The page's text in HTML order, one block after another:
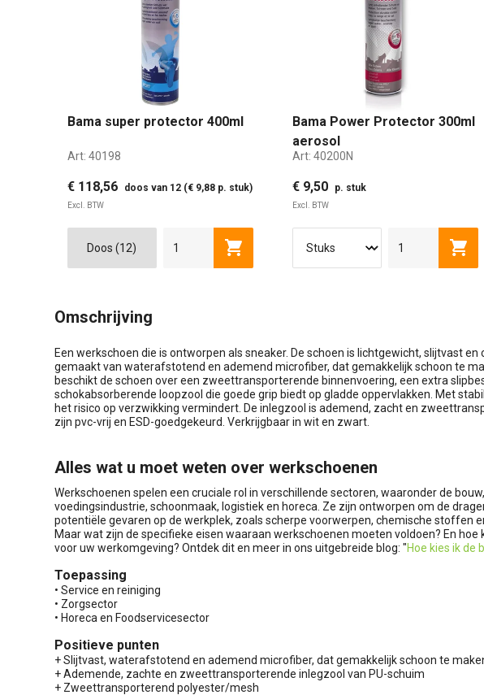
Bama super protector 400ml
Art: 40198
€ 118,56 doos van 12 (€ 9,88 p. stuk)
Excl. BTW
Toevoegen aan winkelwagen
Bama Power Protector 300ml
aerosol
Art: 40200N
€ 9,50 p. stuk
Excl. BTW
Omschrijving
Een werkschoen die is ontworpen als sneaker. De schoen is lichtgewicht, slijtvast
gemaakt van waterafstotend en ademend microfiber, dat gemakkelijk schoon te
beschikt de schoen over een zweettransporterende binnenvoering, een extra
schokabsorberende loopzool die goede grip biedt op gladde oppervlakken. Met
het risico op verzwikking vermindert. De inlegzool is ademend, zacht en
zijn pvc-vrij en ESD-goedgekeurd. Verkrijgbaar in wit en zwart.
Alles wat u moet weten over werkschoenen
Werkschoenen spelen een cruciale rol in verschillende sectoren, waaronder de
voedingsindustrie, schoonmaak, logistiek en horeca. Ze zijn ontworpen om de
potentiële gevaren op de werkplek, zoals scherpe voorwerpen, chemische stoffen
Maar wat zijn de specifieke eisen waaraan werkschoenen moeten voldoen? En hoe
voor uw werkomgeving? Ontdek dit en meer in ons uitgebreide blog: "Hoe kies ik de
Toepassing
• Service en reiniging
• Zorgsector
• Horeca en Foodservicesector
Positieve punten
+ Slijtvast, waterafstotend en ademend microfiber, dat gemakkelijk schoon te
+ Ademende, zachte en zweettransporterende inlegzool van PU-schuim
+ Zweettransporterend polyester/mesh